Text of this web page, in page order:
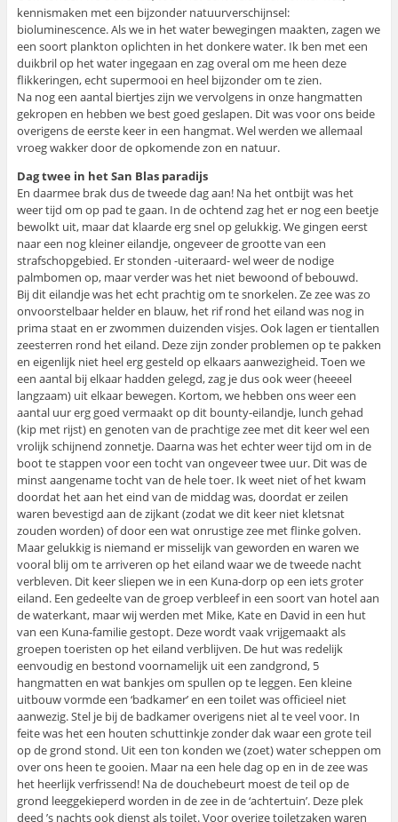
kennismaken met een bijzonder natuurverschijnsel:
bioluminescence. Als we in het water bewegingen maakten, zagen we
een soort plankton oplichten in het donkere water. Ik ben met een
duikbril op het water ingegaan en zag overal om me heen deze
flikkeringen, echt supermooi en heel bijzonder om te zien.
Na nog een aantal biertjes zijn we vervolgens in onze hangmatten
gekropen en hebben we best goed geslapen. Dit was voor ons beide
overigens de eerste keer in een hangmat. Wel werden we allemaal
vroeg wakker door de opkomende zon en natuur.
Dag twee in het San Blas paradijs
En daarmee brak dus de tweede dag aan! Na het ontbijt was het
weer tijd om op pad te gaan. In de ochtend zag het er nog een beetje
bewolkt uit, maar dat klaarde erg snel op gelukkig. We gingen eerst
naar een nog kleiner eilandje, ongeveer de grootte van een
strafschopgebied. Er stonden -uiteraard- wel weer de nodige
palmbomen op, maar verder was het niet bewoond of bebouwd.
Bij dit eilandje was het echt prachtig om te snorkelen. Ze zee was zo
onvoorstelbaar helder en blauw, het rif rond het eiland was nog in
prima staat en er zwommen duizenden visjes. Ook lagen er tientallen
zeesterren rond het eiland. Deze zijn zonder problemen op te pakken
en eigenlijk niet heel erg gesteld op elkaars aanwezigheid. Toen we
een aantal bij elkaar hadden gelegd, zag je dus ook weer (heeeel
langzaam) uit elkaar bewegen. Kortom, we hebben ons weer een
aantal uur erg goed vermaakt op dit bounty-eilandje, lunch gehad
(kip met rijst) en genoten van de prachtige zee met dit keer wel een
vrolijk schijnend zonnetje. Daarna was het echter weer tijd om in de
boot te stappen voor een tocht van ongeveer twee uur. Dit was de
minst aangename tocht van de hele toer. Ik weet niet of het kwam
doordat het aan het eind van de middag was, doordat er zeilen
waren bevestigd aan de zijkant (zodat we dit keer niet kletsnat
zouden worden) of door een wat onrustige zee met flinke golven.
Maar gelukkig is niemand er misselijk van geworden en waren we
vooral blij om te arriveren op het eiland waar we de tweede nacht
verbleven. Dit keer sliepen we in een Kuna-dorp op een iets groter
eiland. Een gedeelte van de groep verbleef in een soort van hotel aan
de waterkant, maar wij werden met Mike, Kate en David in een hut
van een Kuna-familie gestopt. Deze wordt vaak vrijgemaakt als
groepen toeristen op het eiland verblijven. De hut was redelijk
eenvoudig en bestond voornamelijk uit een zandgrond, 5
hangmatten en wat bankjes om spullen op te leggen. Een kleine
uitbouw vormde een ‘badkamer’ en een toilet was officieel niet
aanwezig. Stel je bij de badkamer overigens niet al te veel voor. In
feite was het een houten schuttinkje zonder dak waar een grote teil
op de grond stond. Uit een ton konden we (zoet) water scheppen om
over ons heen te gooien. Maar na een hele dag op en in de zee was
het heerlijk verfrissend! Na de douchebeurt moest de teil op de
grond leeggekieperd worden in de zee in de ‘achtertuin’. Deze plek
deed ’s nachts ook dienst als toilet. Voor overige toiletzaken waren